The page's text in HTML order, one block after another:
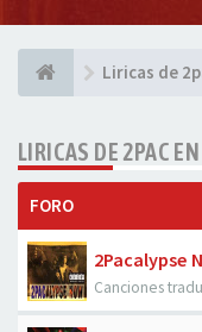
Liricas de
LIRICAS DE 2PAC
FORO
2Pacalypse
Canciones